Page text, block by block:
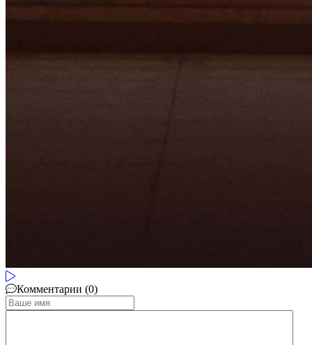
Комментарии (0)